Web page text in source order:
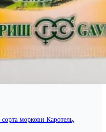
моркови Каротель,